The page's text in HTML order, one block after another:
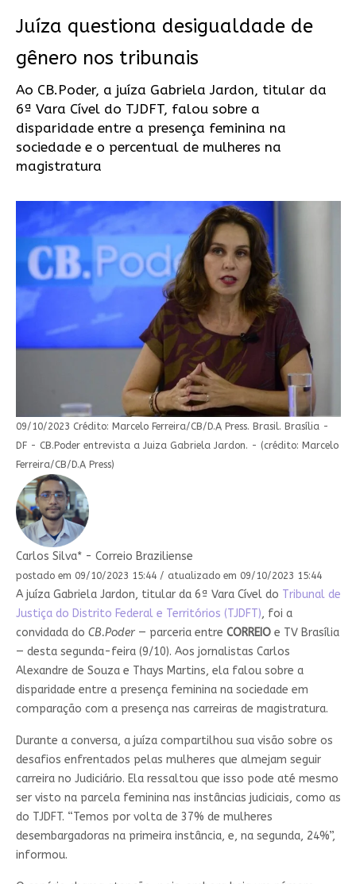
Juíza questiona desigualdade de
gênero nos tribunais
Ao CB.Poder, a juíza Gabriela Jardon, titular da
6ª Vara Cível do TJDFT, falou sobre a
disparidade entre a presença feminina na
sociedade e o percentual de mulheres na
magistratura
09/10/2023 Crédito: Marcelo Ferreira/CB/D.A Press. Brasil. Brasília -
DF - CB.Poder entrevista a Juiza Gabriela Jardon. - (crédito: Marcelo
Ferreira/CB/D.A Press)
Carlos Silva* - Correio Braziliense
postado em 09/10/2023 15:44 / atualizado em 09/10/2023 15:44
A juíza Gabriela Jardon, titular da 6ª Vara Cível do Tribunal de
Justiça do Distrito Federal e Territórios (TJDFT), foi a
convidada do CB.Poder— parceria entre CORREIOe TV Brasília
— desta segunda-feira (9/10). Aos jornalistas Carlos
Alexandre de Souza e Thays Martins, ela falou sobre a
disparidade entre a presença feminina na sociedade em
comparação com a presença nas carreiras de magistratura.
Durante a conversa, a juíza compartilhou sua visão sobre os
desafios enfrentados pelas mulheres que almejam seguir
carreira no Judiciário. Ela ressaltou que isso pode até mesmo
ser visto na parcela feminina nas instâncias judiciais, como as
do TJDFT. “Temos por volta de 37% de mulheres
desembargadoras na primeira instância, e, na segunda, 24%”,
informou.